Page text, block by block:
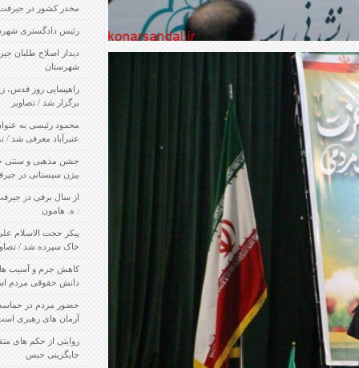
مخدر کشور در جیرفت بازداشت شد
رئیس دادگستری شهرستان جیرفت معرفی شد
دیدار اصلاح طلبان جیرفت با امام جمعه این
راهپیمایی روز قدس، زیر آفتاب سوزان جیرفت
محمود رئیسی به عنوان سرپرست فرمانداری
جشن مذهبی و سنتی ختنه سوران توسط خانواده
بیژن سیستانی در جیرفت برگزار شد / تصاویر
از سال برفی در جیرفت تا جشنواره برف / نویسنده
پیکر حجت الاسلام علی زادسر جیرفتی تشییع و به
کاهش جرم و آسیب های اجتماعی در گرو افزایش
دانش حقوقی مردم است
حضور مردم در حماسه نهم دی حمایت از انقلاب و
آرمان های رهبری است / تصاویر
روایتی از حکم های متفاوت قاضی کرمانی در
جایگزینی حبس